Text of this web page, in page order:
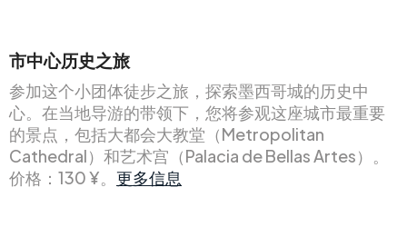
市中心历史之旅
参加这个小团体徒步之旅，探索墨西哥城的历史中
心。在当地导游的带领下，您将参观这座城市最重要
的景点，包括大都会大教堂（Metropolitan
Cathedral）和艺术宫（Palacia de Bellas Artes）。
价格：130 ¥。 更多信息